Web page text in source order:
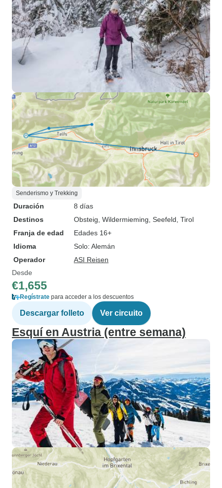
Senderismo y Trekking
Duración
8 días
Destinos
Obsteig , Wildermieming , Seefeld , Tirol
Franja de edad
Edades 16+
Idioma
Solo: Alemán
Operador
ASI Reisen
Desde
€1,655
Regístrate para acceder a los descuentos
Descargar folleto Ver circuito
Esquí en Austria (entre semana)